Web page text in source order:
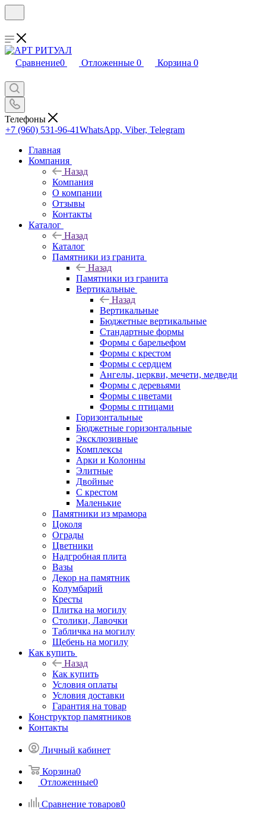
Сравнение0 Отложенные 0 Корзина 0
Телефоны
+7 (960) 531-96-41WhatsApp, Viber, Telegram
Главная
Компания
Назад
Компания
О компании
Отзывы
Контакты
Каталог
Назад
Каталог
Памятники из гранита
Назад
Памятники из гранита
Вертикальные
Назад
Вертикальные
Бюджетные вертикальные
Стандартные формы
Формы с барельефом
Формы с крестом
Формы с сердцем
Ангелы, церкви, мечети, медведи
Формы с деревьями
Формы с цветами
Формы с птицами
Горизонтальные
Бюджетные горизонтальные
Эксклюзивные
Комплексы
Арки и Колонны
Элитные
Двойные
С крестом
Маленькие
Памятники из мрамора
Цоколя
Ограды
Цветники
Надгробная плита
Вазы
Декор на памятник
Колумбарий
Кресты
Плитка на могилу
Столики, Лавочки
Табличка на могилу
Щебень на могилу
Как купить
Назад
Как купить
Условия оплаты
Условия доставки
Гарантия на товар
Конструктор памятников
Контакты
Личный кабинет
Корзина0
Отложенные0
Сравнение товаров0